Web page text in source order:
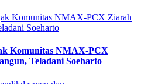
Komunitas NMAX-PCX
Teladani Soeharto